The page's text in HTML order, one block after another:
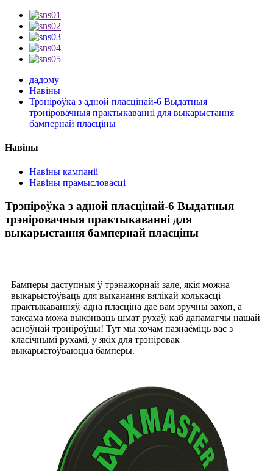
дадому
Навіны
Трэніроўка з адной пласцінай-6 Выдатныя
трэніровачныя практыкаванні для выкарыстання
бампернай пласціны
Навіны
Навіны кампаніі
Навіны прамысловасці
Трэніроўка з адной пласцінай-6 Выдатныя
трэніровачныя практыкаванні для
выкарыстання бампернай пласціны
Бамперы даступныя ў трэнажорнай зале, якія можна
выкарыстоўваць для выканання вялікай колькасці
практыкаванняў, адна пласціна дае вам зручны захоп, а
таксама можа выконваць шмат рухаў, каб дапамагчы нашай
асноўнай трэніроўцы! Тут мы хочам пазнаёміць вас з
класічнымі рухамі, у якіх для трэніровак
выкарыстоўваюцца бамперы.